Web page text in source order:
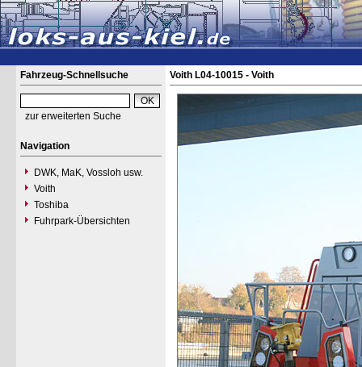
Fahrzeug-Schnellsuche
zur erweiterten Suche
Navigation
DWK, MaK, Vossloh usw.
Voith
Toshiba
Fuhrpark-Übersichten
Voith L04-10015 - Voith